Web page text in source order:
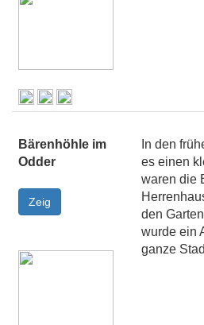
Bärenhöhle im
Odder
In den
es einen
waren die
den
wurde ein
ganze